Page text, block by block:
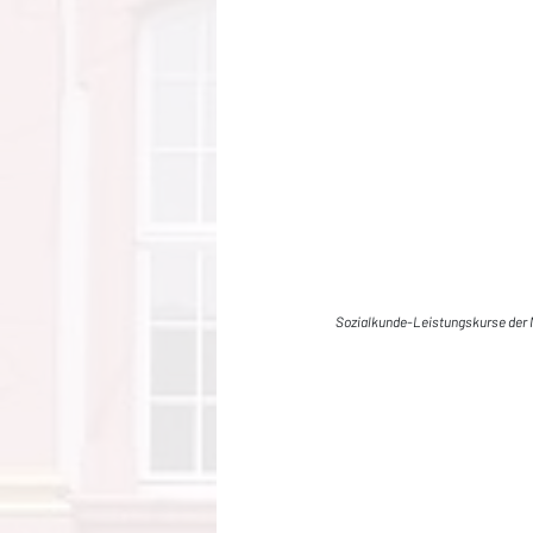
Sozialkunde-Leistungskurse der